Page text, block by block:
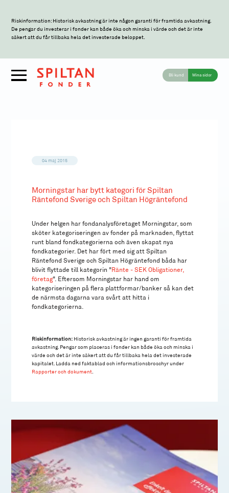
Riskinformation: Historisk avkastning är inte någon garanti för framtida avkastning.
De pengar du investerar i fonder kan både öka och minska i värde och det är inte
säkert att du får tillbaka hela det investerade beloppet.
Bli kund Mina sidor
04 maj 2015
Morningstar har bytt kategori för Spiltan
Räntefond Sverige och Spiltan Högräntefond
Under helgen har fondanalysföretaget Morningstar, som
sköter kategoriseringen av fonder på marknaden, flyttat
runt bland fondkategorierna och även skapat nya
fondkategorier. Det har fört med sig att Spiltan
Räntefond Sverige och Spiltan Högräntefond båda har
blivit flyttade till kategorin "Ränte - SEK Obligationer,
företag". Eftersom Morningstar har hand om
kategoriseringen på flera plattformar/banker så kan det
de närmsta dagarna vara svårt att hitta i
fondkategorierna.
Riskinformation: Historisk avkastning är ingen garanti för framtida
avkastning. Pengar som placeras i fonder kan både öka och minska i
värde och det är inte säkert att du får tillbaka hela det investerade
kapitalet. Ladda ned faktablad och informationsbroschyr under
Rapporter och dokument